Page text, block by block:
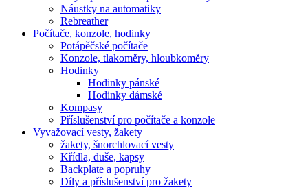
Náustky na automatiky
Rebreather
Počítače, konzole, hodinky
Potápěčské počítače
Konzole, tlakoměry, hloubkoměry
Hodinky
Hodinky pánské
Hodinky dámské
Kompasy
Příslušenství pro počítače a konzole
Vyvažovací vesty, žakety
žakety, šnorchlovací vesty
Křídla, duše, kapsy
Backplate a popruhy
Díly a příslušenství pro žakety